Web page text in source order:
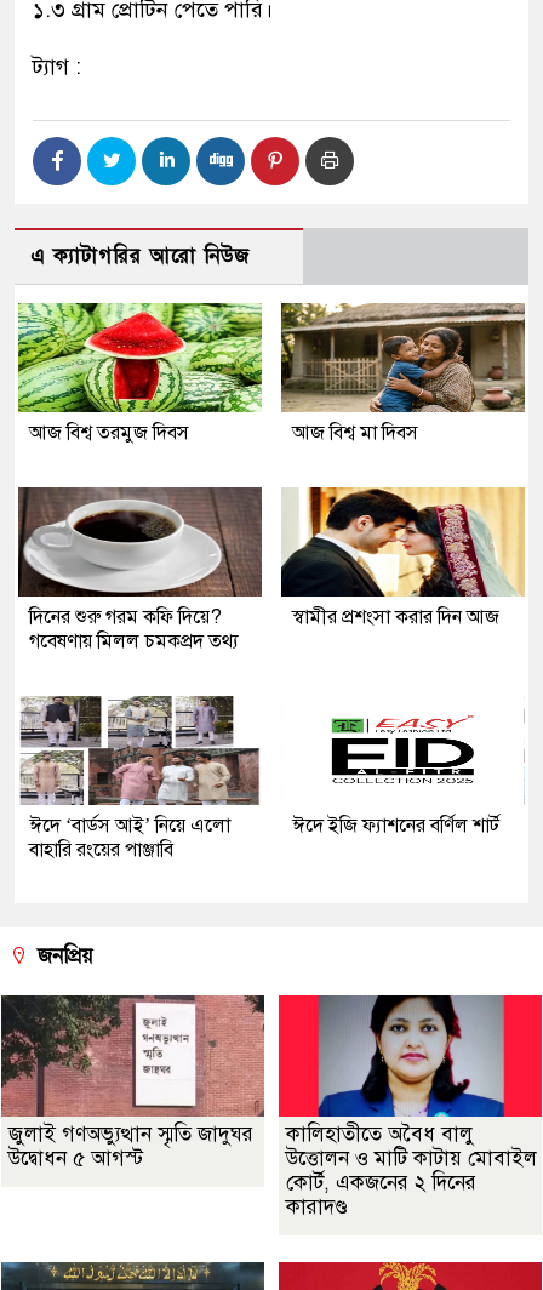
১.৩ গ্রাম প্রোটিন পেতে পারি।
ট্যাগ :
এ ক্যাটাগরির আরো নিউজ
আজ বিশ্ব তরমুজ দিবস আজ বিশ্ব মা দিবস
দিনের শুরু গরম কফি দিয়ে?
গবেষণায় মিলল চমকপ্রদ তথ্য
স্বামীর প্রশংসা করার দিন আজ
ঈদে ‘বার্ডস আই’ নিয়ে এলো
বাহারি রংয়ের পাঞ্জাবি
ঈদে ইজি ফ্যাশনের বর্ণিল শার্ট
জনপ্রিয়
জুলাই গণঅভ্যুত্থান স্মৃতি জাদুঘর
উদ্বোধন ৫ আগস্ট
কালিহাতীতে অবৈধ বালু
উত্তোলন ও মাটি কাটায় মোবাইল
কোর্ট, একজনের ২ দিনের
কারাদণ্ড